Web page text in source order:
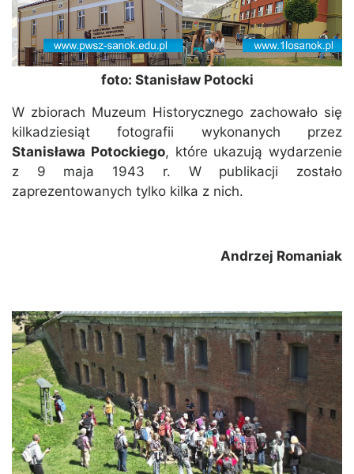
foto: Stanisław Potocki
W zbiorach Muzeum Historycznego zachowało się
kilkadziesiąt fotografii wykonanych przez
Stanisława Potockiego, które ukazują wydarzenie
z 9 maja 1943 r. W publikacji zostało
zaprezentowanych tylko kilka z nich.
Andrzej Romaniak